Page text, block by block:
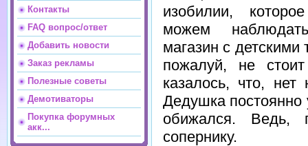
Контакты
FAQ вопрос/ответ
Добавить новости
Заказ рекламы
Полезные советы
Демотиваторы
Покупка форумных
акк...
изобилии,
можем
магазин с
пожалуй, не
казалось, что,
Дедушка
обижался. Ведь,
сопернику.